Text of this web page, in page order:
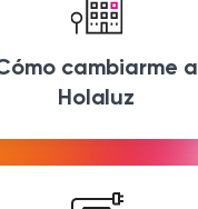
cambiarme a
Holaluz